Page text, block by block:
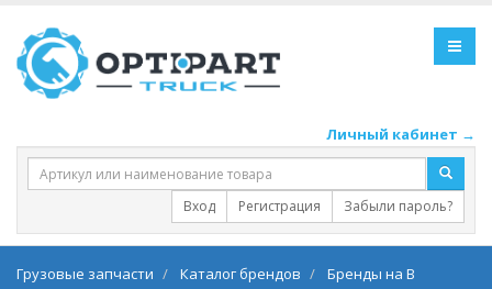
Личный кабинет →
Вход Регистрация Забыли пароль?
Грузовые запчасти Каталог брендов
Бренды на B